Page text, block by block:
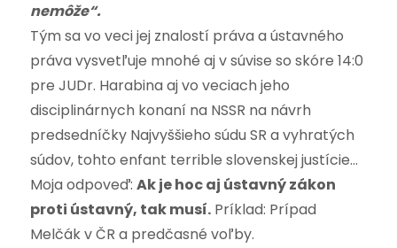
nemôže“.
Tým sa vo veci jej znalostí práva a ústavného
práva vysvetľuje mnohé aj v súvise so skóre 14:0
pre JUDr. Harabina aj vo veciach jeho
disciplinárnych konaní na NSSR na návrh
predsedníčky Najvyššieho súdu SR a vyhratých
súdov, tohto enfant terrible slovenskej justície…
Moja odpoveď: Ak je hoc aj ústavný zákon
proti ústavný, tak musí.Príklad: Prípad
Melčák v ČR a predčasné voľby.